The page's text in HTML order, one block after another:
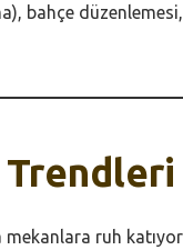
bahçe
mekanlara ruh